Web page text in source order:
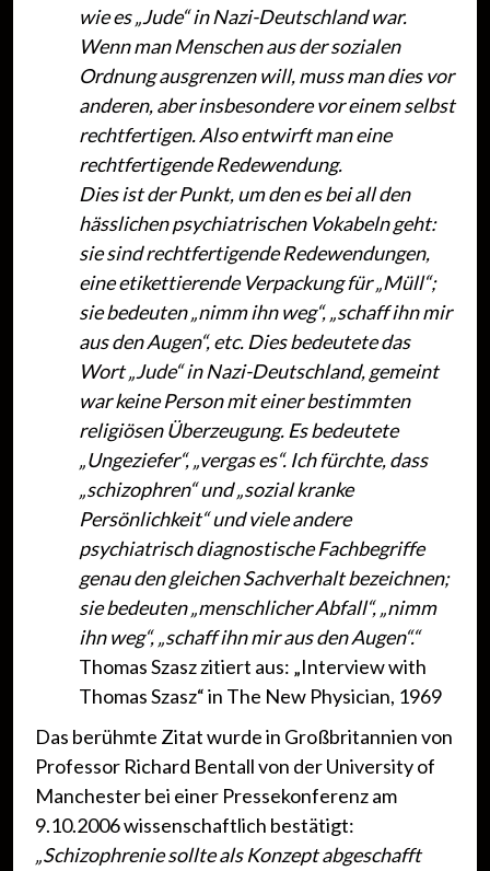
wie es „Jude“ in Nazi-Deutschland war.
Wenn man Menschen aus der sozialen
Ordnung ausgrenzen will, muss man dies vor
anderen, aber insbesondere vor einem selbst
rechtfertigen. Also entwirft man eine
rechtfertigende Redewendung.
Dies ist der Punkt, um den es bei all den
hässlichen psychiatrischen Vokabeln geht:
sie sind rechtfertigende Redewendungen,
eine etikettierende Verpackung für „Müll“;
sie bedeuten „nimm ihn weg“, „schaff ihn mir
aus den Augen“, etc. Dies bedeutete das
Wort „Jude“ in Nazi-Deutschland, gemeint
war keine Person mit einer bestimmten
religiösen Überzeugung. Es bedeutete
„Ungeziefer“, „vergas es“. Ich fürchte, dass
„schizophren“ und „sozial kranke
Persönlichkeit“ und viele andere
psychiatrisch diagnostische Fachbegriffe
genau den gleichen Sachverhalt bezeichnen;
sie bedeuten „menschlicher Abfall“, „nimm
ihn weg“, „schaff ihn mir aus den Augen“.“
Thomas Szasz zitiert aus: „Interview with
Thomas Szasz“ in The New Physician, 1969
Das berühmte Zitat wurde in Großbritannien von
Professor Richard Bentall von der University of
Manchester bei einer Pressekonferenz am
9.10.2006 wissenschaftlich bestätigt:
„Schizophrenie sollte als Konzept abgeschafft